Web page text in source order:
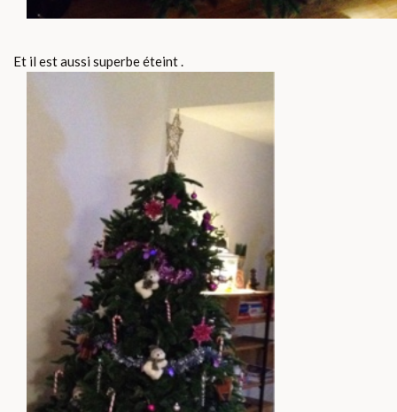
Et il est aussi superbe éteint .